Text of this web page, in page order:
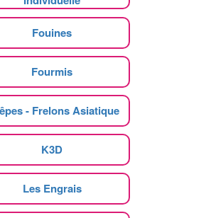
Fouines
Fourmis
- Frelons Asiatique
K3D
Les Engrais